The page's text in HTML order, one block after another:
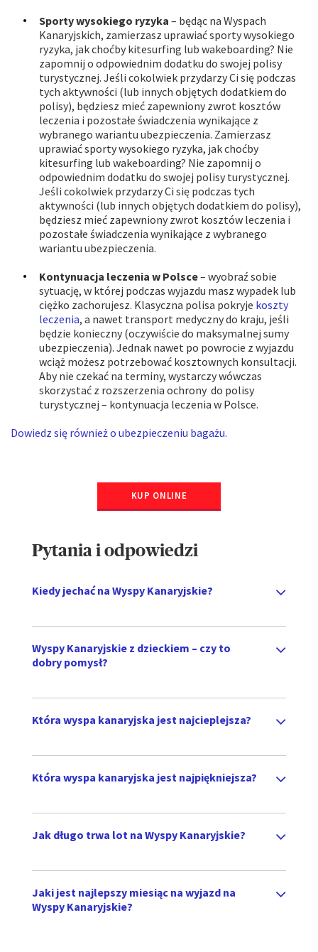
Sporty wysokiego ryzyka – będąc na Wyspach
Kanaryjskich, zamierzasz uprawiać sporty wysokiego
ryzyka, jak choćby kitesurfing lub wakeboarding? Nie
zapomnij o odpowiednim dodatku do swojej polisy
turystycznej. Jeśli cokolwiek przydarzy Ci się podczas
tych aktywności (lub innych objętych dodatkiem do
polisy), będziesz mieć zapewniony zwrot kosztów
leczenia i pozostałe świadczenia wynikające z
wybranego wariantu ubezpieczenia. Zamierzasz
uprawiać sporty wysokiego ryzyka, jak choćby
kitesurfing lub wakeboarding? Nie zapomnij o
odpowiednim dodatku do swojej polisy turystycznej.
Jeśli cokolwiek przydarzy Ci się podczas tych
aktywności (lub innych objętych dodatkiem do polisy),
będziesz mieć zapewniony zwrot kosztów leczenia i
pozostałe świadczenia wynikające z wybranego
wariantu ubezpieczenia.
Kontynuacja leczenia w Polsce– wyobraź sobie
sytuację, w której podczas wyjazdu masz wypadek lub
ciężko zachorujesz. Klasyczna polisa pokryje koszty
leczenia, a nawet transport medyczny do kraju, jeśli
będzie konieczny (oczywiście do maksymalnej sumy
ubezpieczenia). Jednak nawet po powrocie z wyjazdu
wciąż możesz potrzebować kosztownych konsultacji.
Aby nie czekać na terminy, wystarczy wówczas
skorzystać z rozszerzenia ochrony do polisy
turystycznej – kontynuacja leczenia w Polsce.
Dowiedz się również o ubezpieczeniu bagażu.
KUP ONLINE
Pytania i odpowiedzi
Kiedy jechać na Wyspy Kanaryjskie?
Wyspy Kanaryjskie z dzieckiem – czy to
dobry pomysł?
Która wyspa kanaryjska jest najcieplejsza?
Która wyspa kanaryjska jest najpiękniejsza?
Jak długo trwa lot na Wyspy Kanaryjskie?
Jaki jest najlepszy miesiąc na wyjazd na
Wyspy Kanaryjskie?